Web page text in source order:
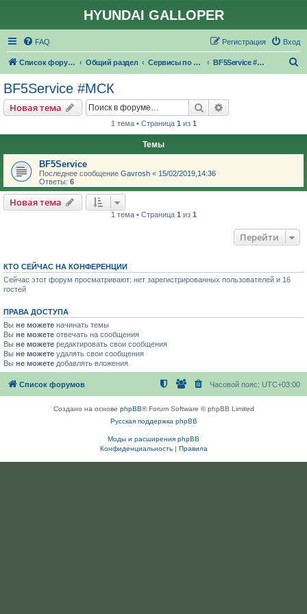
HYUNDAI GALLOPER
FAQ Вход
Регистрация
Список форумов Общий раздел Сервисы по ремонту и обслуживанию BF5Service #МСК
BF5Service #МСК
Новая тема Поиск
1 тема • Страница 1 из 1
Темы
BF5Service
Последнее сообщение Gavrosh « 15/02/2019,14:36
Ответы: 6
Новая тема
1 тема • Страница 1 из 1
Перейти
КТО СЕЙЧАС НА КОНФЕРЕНЦИИ
Сейчас этот форум просматривают: нет зарегистрированных пользователей и 16
гостей
ПРАВА ДОСТУПА
Вы не можете начинать темы
Вы не можете отвечать на сообщения
Вы не можете редактировать свои сообщения
Вы не можете удалять свои сообщения
Вы не можете добавлять вложения
Список форумов Часовой пояс: UTC+03:00
Создано на основе phpBB® Forum Software © phpBB Limited
Русская поддержка phpBB
Моды и расширения phpBB
Конфиденциальность| Правила